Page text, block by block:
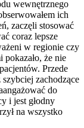
wewnętrznego
ich
zaczęli stosować
coraz lepsze
w regionie czy
pokazało, że nie
ów. Przede
zachodzące
do
i jest głodny
na wszystko